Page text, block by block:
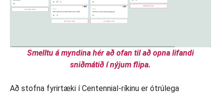
Smelltu á myndina hér að ofan til að opna lifandi
sniðmátið í nýjum flipa.
Að stofna fyrirtæki í Centennial-ríkinu er ótrúlega